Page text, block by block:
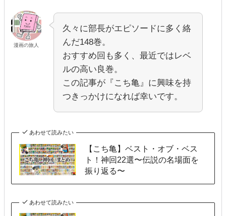
漫画の旅人
久々に部長がエピソードに多く絡
んだ148巻。
おすすめ回も多く、最近ではレベ
ルの高い良巻。
この記事が『こち亀』に興味を持
つきっかけになれば幸いです。
あわせて読みたい
【こち亀】ベスト・オブ・ベス
ト！神回22選〜伝説の名場面を
振り返る〜
あわせて読みたい